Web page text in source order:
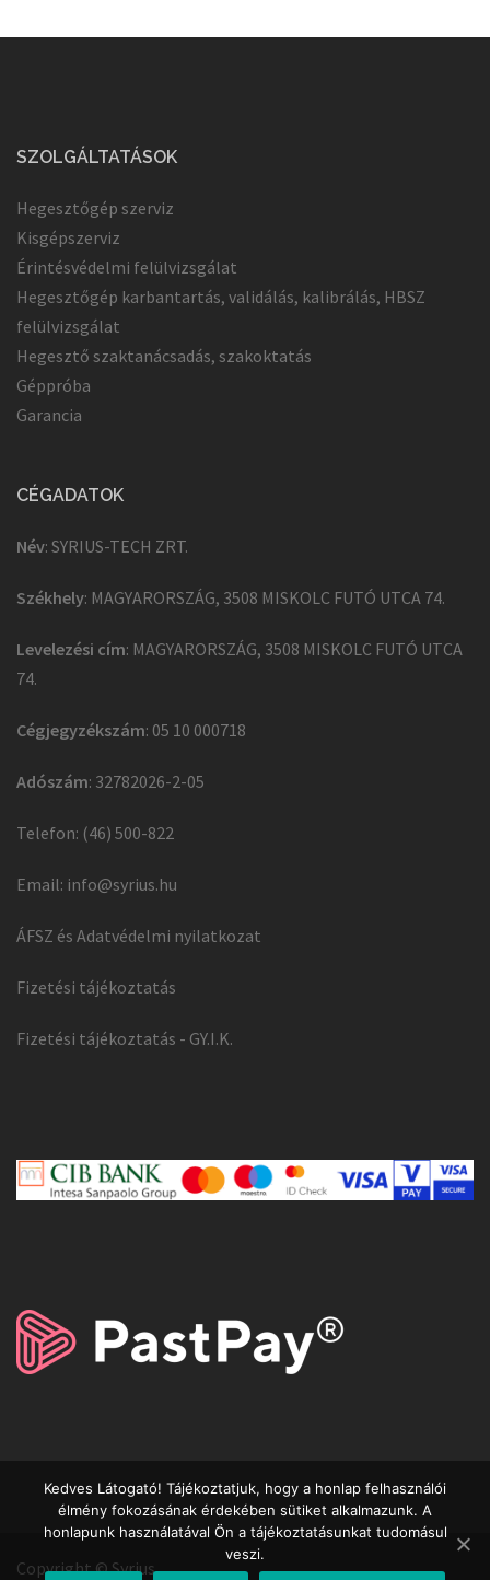
SZOLGÁLTATÁSOK
Hegesztőgép szerviz
Kisgépszerviz
Érintésvédelmi felülvizsgálat
Hegesztőgép karbantartás, validálás, kalibrálás, HBSZ
felülvizsgálat
Hegesztő szaktanácsadás, szakoktatás
Géppróba
Garancia
CÉGADATOK
Név: SYRIUS-TECH ZRT.
Székhely: MAGYARORSZÁG, 3508 MISKOLC FUTÓ UTCA 74.
Levelezési cím: MAGYARORSZÁG, 3508 MISKOLC FUTÓ UTCA
74.
Cégjegyzékszám: 05 10 000718
Adószám: 32782026-2-05
Telefon: (46) 500-822
Email: info@syrius.hu
ÁFSZ és Adatvédelmi nyilatkozat
Fizetési tájékoztatás
Fizetési tájékoztatás - GY.I.K.
Copyright © Syrius
Kedves Látogató! Tájékoztatjuk, hogy a honlap felhasználói
élmény fokozásának érdekében sütiket alkalmazunk. A
honlapunk használatával Ön a tájékoztatásunkat tudomásul
veszi.